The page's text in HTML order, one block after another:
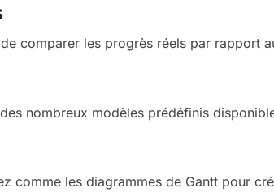
comparer les progrès réels par rapport
nombreux modèles prédéfinis
comme les diagrammes de Gantt pour